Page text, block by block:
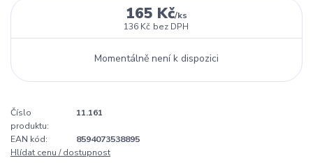
165 Kč/ks
136 Kč bez DPH
Momentálně není k dispozici
Číslo
produktu:
11.161
EAN kód:
8594073538895
Hlídat cenu / dostupnost